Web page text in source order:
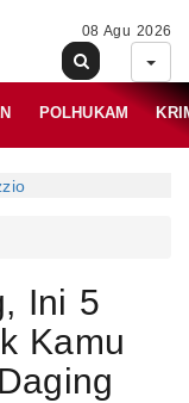
08 Agu 2026
POLHUKAM
Ini 5
Kamu